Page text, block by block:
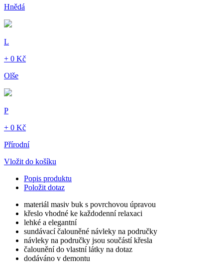
Hnědá
L
+ 0 Kč
Olše
P
+ 0 Kč
Přírodní
Vložit do košíku
Popis produktu
Položit dotaz
materiál masiv buk s povrchovou úpravou
křeslo vhodné ke každodenní relaxaci
lehké a elegantní
sundávací čalouněné návleky na područky
návleky na područky jsou součástí křesla
čalounění do vlastní látky na dotaz
dodáváno v demontu